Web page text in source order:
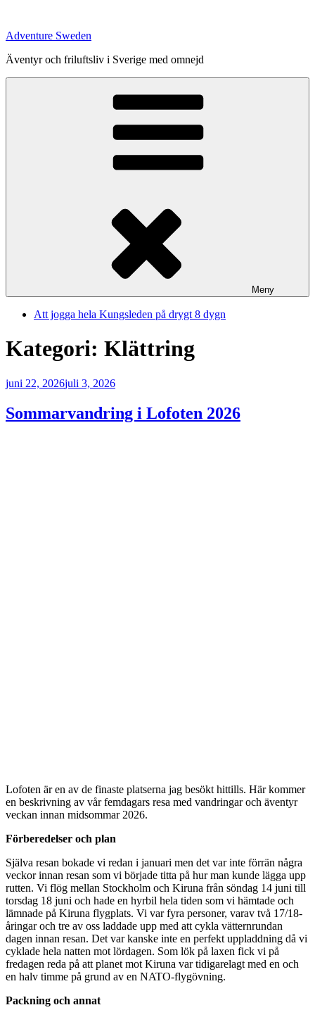
innehåll
Adventure Sweden
Äventyr och friluftsliv i Sverige med omnejd
Meny
Att jogga hela Kungsleden på drygt 8 dygn
Kategori: Klättring
Publicerat
juni 22, 2026juli 3, 2026
Sommarvandring i Lofoten 2026
Lofoten är en av de finaste platserna jag besökt hittills. Här kommer
en beskrivning av vår femdagars resa med vandringar och äventyr
veckan innan midsommar 2026.
Förberedelser och plan
Själva resan bokade vi redan i januari men det var inte förrän några
veckor innan resan som vi började titta på hur man kunde lägga upp
rutten. Vi flög mellan Stockholm och Kiruna från söndag 14 juni till
torsdag 18 juni och hade en hyrbil hela tiden som vi hämtade och
lämnade på Kiruna flygplats. Vi var fyra personer, varav två 17/18-
åringar och tre av oss laddade upp med att cykla vätternrundan
dagen innan resan. Det var kanske inte en perfekt uppladdning då vi
cyklade hela natten mot lördagen. Som lök på laxen fick vi på
fredagen reda på att planet mot Kiruna var tidigarelagt med en och
en halv timme på grund av en NATO-flygövning.
Packning och annat